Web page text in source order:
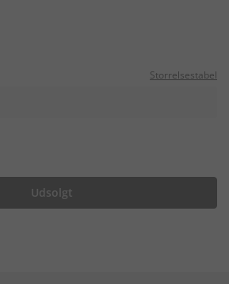
Storrelsestabel
Udsolgt